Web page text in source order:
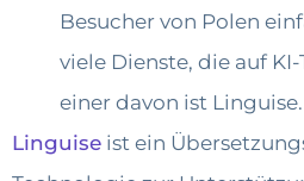
Besucher von Polen
viele Dienste, die auf
einer davon ist Linguise.
Linguise ist ein